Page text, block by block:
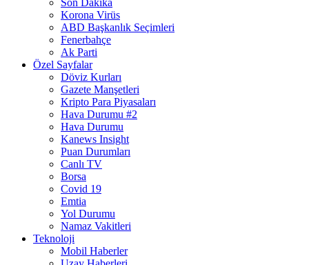
Son Dakika
Korona Virüs
ABD Başkanlık Seçimleri
Fenerbahçe
Ak Parti
Özel Sayfalar
Döviz Kurları
Gazete Manşetleri
Kripto Para Piyasaları
Hava Durumu #2
Hava Durumu
Kanews Insight
Puan Durumları
Canlı TV
Borsa
Covid 19
Emtia
Yol Durumu
Namaz Vakitleri
Teknoloji
Mobil Haberler